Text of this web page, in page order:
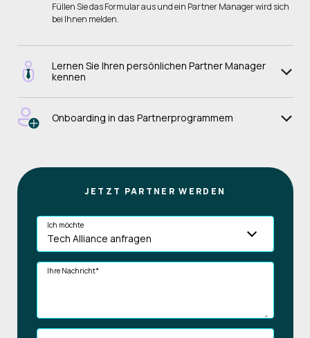
Füllen Sie das Formular aus und ein Partner Manager wird sich
bei Ihnen melden.
Lernen Sie Ihren persönlichen Partner Manager
kennen
Onboarding in das Partnerprogrammem
JETZT PARTNER WERDEN
Ich möchte
Ihre Nachricht*